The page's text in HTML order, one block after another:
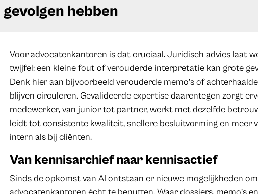
gevolgen hebben
Voor advocatenkantoren is dat cruciaal. Juridisch advies laat
twijfel: een kleine fout of verouderde interpretatie kan grote
Denk hier aan bijvoorbeeld verouderde memo’s of
blijven circuleren. Gevalideerde expertise daarentegen zorgt
medewerker, van junior tot partner, werkt met dezelfde
leidt tot consistente kwaliteit, snellere besluitvorming en meer
intern als bij cliënten.
Van kennisarchief naar kennisactief
Sinds de opkomst van AI ontstaan er nieuwe mogelijkheden